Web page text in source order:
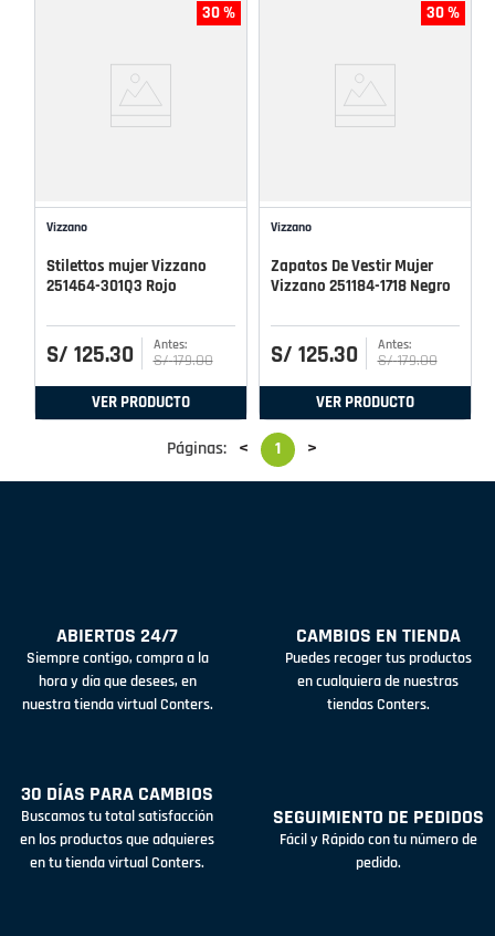
30 %
Vizzano
Stilettos mujer Vizzano
251464-301Q3 Rojo
S/ 125.30 S/ 179.00
VER PRODUCTO
30 %
Vizzano
Zapatos De Vestir Mujer
Vizzano 251184-1718 Negro
S/ 125.30 S/ 179.00
VER PRODUCTO
Páginas: < 1 >
ABIERTOS 24/7
Siempre contigo, compra a la
hora y día que desees, en
nuestra tienda virtual Conters.
CAMBIOS EN TIENDA
Puedes recoger tus productos
en cualquiera de nuestras
tiendas Conters.
30 DÍAS PARA CAMBIOS
Buscamos tu total satisfacción
en los productos que adquieres
en tu tienda virtual Conters.
SEGUIMIENTO DE PEDIDOS
Fácil y Rápido con tu número de
pedido.